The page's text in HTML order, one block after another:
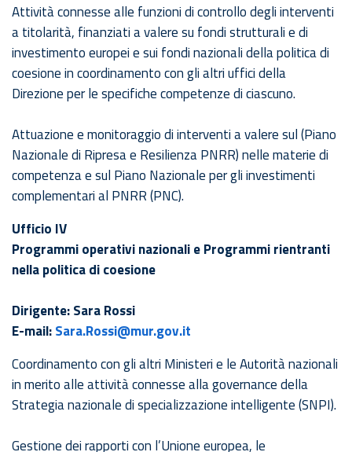
Attività connesse alle funzioni di controllo degli interventi
a titolarità, finanziati a valere su fondi strutturali e di
investimento europei e sui fondi nazionali della politica di
coesione in coordinamento con gli altri uffici della
Direzione per le specifiche competenze di ciascuno.
Attuazione e monitoraggio di interventi a valere sul (Piano
Nazionale di Ripresa e Resilienza PNRR) nelle materie di
competenza e sul Piano Nazionale per gli investimenti
complementari al PNRR (PNC).
Ufficio IV
Programmi operativi nazionali e Programmi rientranti
nella politica di coesione
Dirigente: Sara Rossi
E-mail:Sara.Rossi@mur.gov.it
Coordinamento con gli altri Ministeri e le Autorità nazionali
in merito alle attività connesse alla governance della
Strategia nazionale di specializzazione intelligente (SNPI).
Gestione dei rapporti con l’Unione europea, le